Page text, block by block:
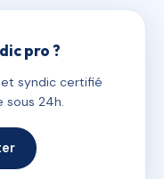
pro ?
syndic certifié
sous 24h.